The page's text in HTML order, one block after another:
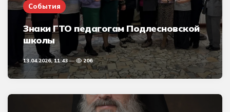
События
Знаки ГТО педагогам Подлесновской
школы
13.04.2026, 11:43 206